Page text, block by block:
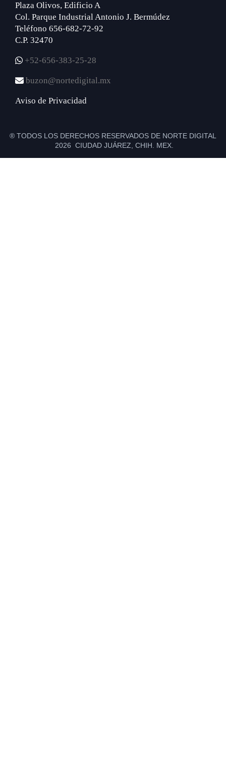
Plaza Olivos, Edificio A
Col. Parque Industrial Antonio J. Bermúdez
Teléfono 656-682-72-92
C.P. 32470
+52-656-383-25-28
buzon@nortedigital.mx
Aviso de Privacidad
® TODOS LOS DERECHOS RESERVADOS DE NORTE DIGITAL
2026 CIUDAD JUÁREZ, CHIH. MEX.